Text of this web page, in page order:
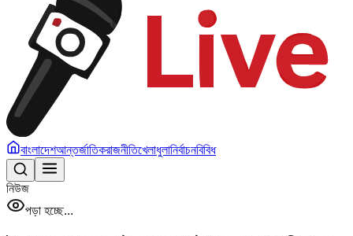
বাংলাদেশআন্তর্জাতিকরাজনীতিখেলাধুলানির্বাচনবিবিধ
নিউজ
পড়া হচ্ছে...